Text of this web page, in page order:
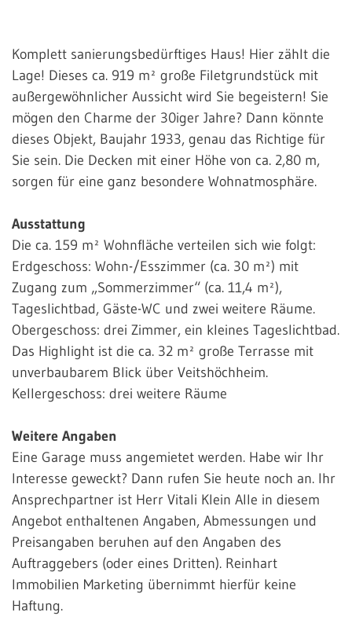
Komplett sanierungsbedürftiges Haus! Hier zählt die
Lage! Dieses ca. 919 m² große Filetgrundstück mit
außergewöhnlicher Aussicht wird Sie begeistern! Sie
mögen den Charme der 30iger Jahre? Dann könnte
dieses Objekt, Baujahr 1933, genau das Richtige für
Sie sein. Die Decken mit einer Höhe von ca. 2,80 m,
sorgen für eine ganz besondere Wohnatmosphäre.
Ausstattung
Die ca. 159 m² Wohnfläche verteilen sich wie folgt:
Erdgeschoss: Wohn-/Esszimmer (ca. 30 m²) mit
Zugang zum „Sommerzimmer“ (ca. 11,4 m²),
Tageslichtbad, Gäste-WC und zwei weitere Räume.
Obergeschoss: drei Zimmer, ein kleines Tageslichtbad.
Das Highlight ist die ca. 32 m² große Terrasse mit
unverbaubarem Blick über Veitshöchheim.
Kellergeschoss: drei weitere Räume
Weitere Angaben
Eine Garage muss angemietet werden. Habe wir Ihr
Interesse geweckt? Dann rufen Sie heute noch an. Ihr
Ansprechpartner ist Herr Vitali Klein Alle in diesem
Angebot enthaltenen Angaben, Abmessungen und
Preisangaben beruhen auf den Angaben des
Auftraggebers (oder eines Dritten). Reinhart
Immobilien Marketing übernimmt hierfür keine
Haftung.